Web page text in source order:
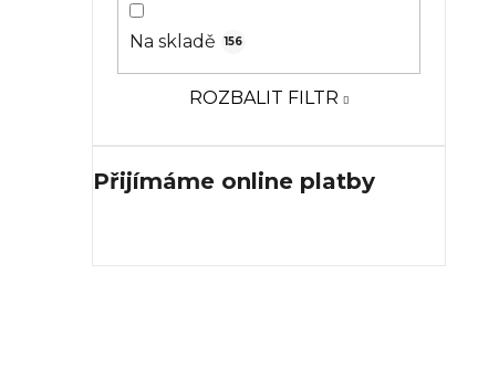
Na skladě 156
ROZBALIT FILTR
Přijímáme online platby